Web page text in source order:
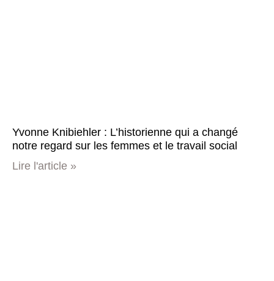
Yvonne Knibiehler : L’historienne qui a changé
notre regard sur les femmes et le travail social
Lire l'article »